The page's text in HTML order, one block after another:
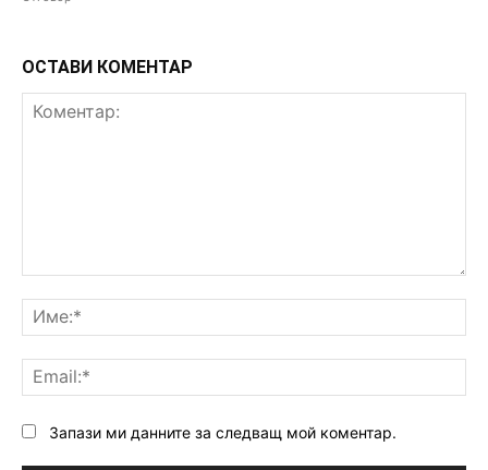
ОСТАВИ КОМЕНТАР
Запази ми данните за следващ мой коментар.